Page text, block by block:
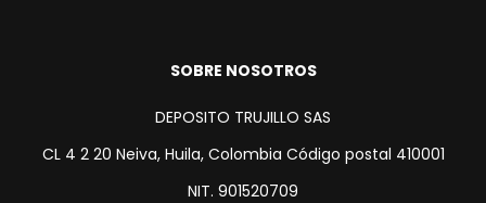
SOBRE NOSOTROS
DEPOSITO TRUJILLO SAS
CL 4 2 20 Neiva, Huila, Colombia Código postal 410001
NIT. 901520709